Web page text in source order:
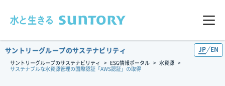
メニュ
サントリーグループのサステナビリティ JP EN
サントリーグループのサステナビリティ ESG情報ポータル
水資源
サステナブルな水資源管理の国際認証「AWS認証」の取得